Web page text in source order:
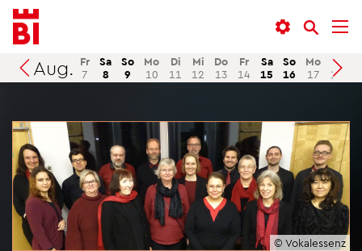
In­
halt
an­
sprin­
Menü
an­
sprin­
gen
Suche
an­
sprin­
gen
Suchen
Aug. Fr
7
Sa
8
So
9
Mo
10
Di
11
Mi
12
Do
13
Fr
14
Sa
15
So
16
Mo
17
Di
18
© Vo­kales­senz